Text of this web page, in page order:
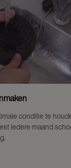
conditie te
iedere maand